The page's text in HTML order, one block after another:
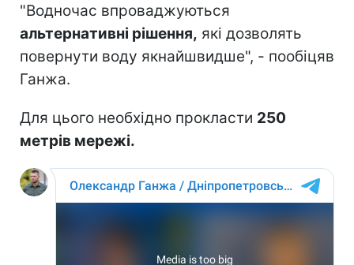
"Водночас впроваджуються
альтернативні рішення, які дозволять
повернути воду якнайшвидше", - пообіцяв
Ганжа.
Для цього необхідно прокласти 250
метрів мережі.